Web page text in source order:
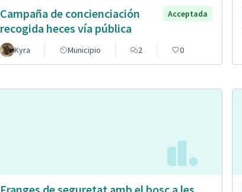
Campaña de concienciación
recogida heces vía pública
Acceptada
Kyra Municipio 2 0